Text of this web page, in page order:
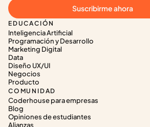
EDUCACIÓN
Inteligencia Artificial
Programación y Desarrollo
Marketing Digital
Data
Diseño UX/UI
Negocios
Producto
COMUNIDAD
Coderhouse para empresas
Blog
Opiniones de estudiantes
Alianzas
Suscribirme ahora